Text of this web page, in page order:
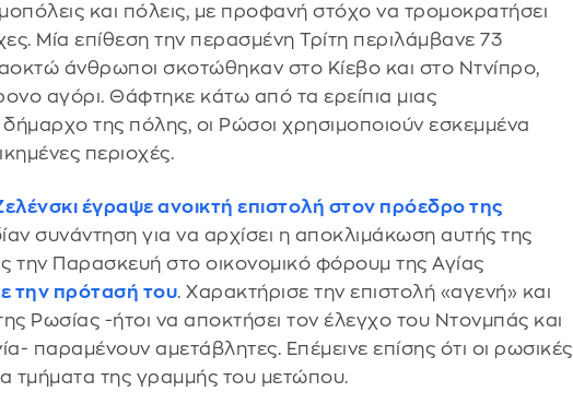
και πόλεις, με προφανή στόχο να τρομοκρατήσει
Μία επίθεση την περασμένη Τρίτη περιλάμβανε 73
άνθρωποι σκοτώθηκαν στο Κίεβο και στο Ντνίπρο,
αγόρι. Θάφτηκε κάτω από τα ερείπια μιας
της πόλης, οι Ρώσοι χρησιμοποιούν εσκεμμένα
περιοχές.
έγραψε ανοικτή επιστολή στον πρόεδρο της
συνάντηση για να αρχίσει η αποκλιμάκωση αυτής της
την Παρασκευή στο οικονομικό φόρουμ της Αγίας
την πρότασή του. Χαρακτήρισε την επιστολή «αγενή» και
Ρωσίας -ήτοι να αποκτήσει τον έλεγχο του Ντονμπάς και
παραμένουν αμετάβλητες. Επέμεινε επίσης ότι οι ρωσικές
τμήματα της γραμμής του μετώπου.